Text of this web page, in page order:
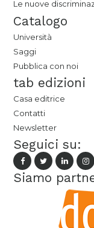
Le nuove
Catalogo
Università
Saggi
Pubblica con noi
tab edizioni
Casa editrice
Contatti
Newsletter
Seguici su:
Siamo